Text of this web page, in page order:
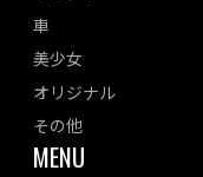
車
美少女
オリジナル
その他
MENU